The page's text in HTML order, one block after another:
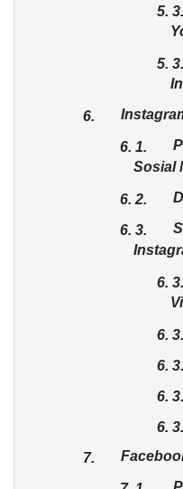
5. 3.
5. 3.
6.
6. 1.
Sosial
6. 2.
6. 3.
6. 3.
6. 3.
6. 3.
6. 3.
6. 3.
7.